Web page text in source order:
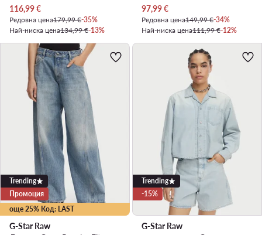
Актуална цена
116,99€
Редовна цена179,99 €-35%
Най-ниска цена134,99 €-13%
Актуална цена
97,99€
Редовна цена149,99 €-34%
Най-ниска цена111,99 €-12%
още 25% Код: LAST
Trending
Промоция
G-Star Raw
Trending
-15%
G-Star Raw